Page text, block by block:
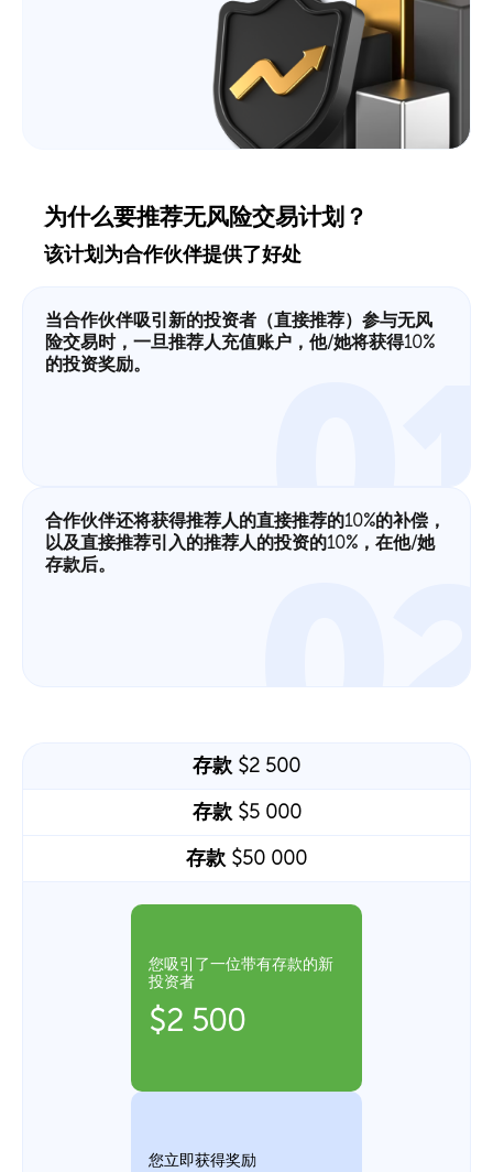
为什么要推荐无风险交易计划？
该计划为合作伙伴提供了好处
当合作伙伴吸引新的投资者（直接推荐）参与无风
险交易时，一旦推荐人充值账户，他/她将获得10%
的投资奖励。
合作伙伴还将获得推荐人的直接推荐的10%的补偿，
以及直接推荐引入的推荐人的投资的10%，在他/她
存款后。
存款 $2 500
存款 $5 000
存款 $50 000
您吸引了一位带有存款的新
投资者
$2 500
您立即获得奖励